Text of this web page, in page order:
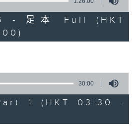
- 足本 Full (HKT
30:00
1 (HKT 03:30 -